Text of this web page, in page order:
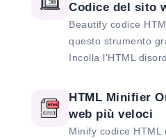
Codice del sito
Beautify codice
questo strumento
Incolla l'HTML
HTML Minifier
web più veloci
Minify codice HTML